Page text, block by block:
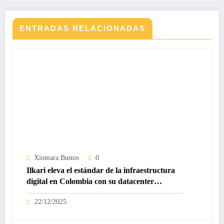
ENTRADAS RELACIONADAS
Xiomara Bustos 0
Ilkari eleva el estándar de la infraestructura
digital en Colombia con su datacenter
certificado Nivel IV de ICREA
22/12/2025